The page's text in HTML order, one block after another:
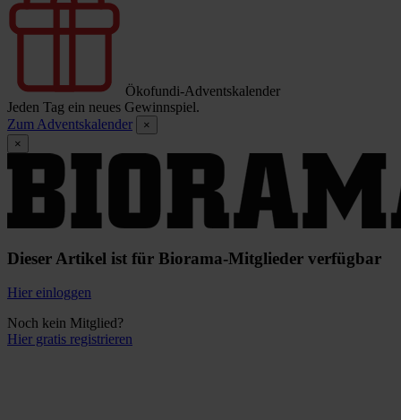
Ökofundi-Adventskalender
Jeden Tag ein neues Gewinnspiel.
Zum Adventskalender
×
×
Dieser Artikel ist für Biorama-Mitglieder verfügbar
Hier einloggen
Noch kein Mitglied?
Hier gratis registrieren